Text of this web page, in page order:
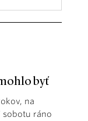
byť
na
ráno